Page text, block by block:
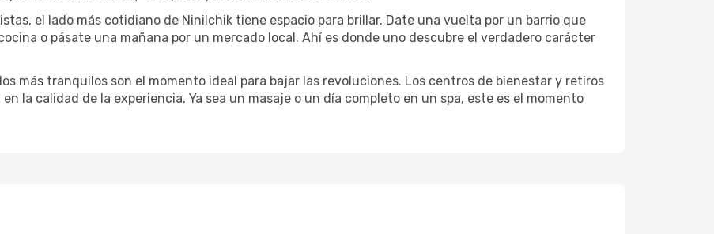
el lado más cotidiano de Ninilchik tiene espacio para brillar. Date una vuelta por un barrio que
o pásate una mañana por un mercado local. Ahí es donde uno descubre el verdadero carácter
más tranquilos son el momento ideal para bajar las revoluciones. Los centros de bienestar y retiros
la calidad de la experiencia. Ya sea un masaje o un día completo en un spa, este es el momento